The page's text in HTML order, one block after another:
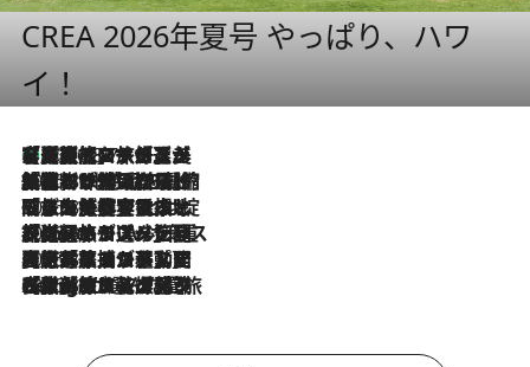
CREA 2026年夏号 やっぱり、ハワ
イ！
2026.8.7
【厳選旅コスメ】「多機能アイテムがメイン！」旅好き美容エディターが選んだ夏旅ベストコスメを発表【Mサイズジップ】
2026.8.6
「荷物が増えるほど旅ストレスは増す」美容ジャーナリストがたどり着いた最終結論。“化粧品を劇的に減らす”感動の凝縮美容とは
2026.8.6
「旅先には金髪ウィッグを持参」日本と同じメイクでは損してる!? 美容ジャーナリストが提案する“掟破りの旅美容”とは
2026.8.6
【厳選旅コスメ】「身軽さ＆UV対策重視！」ヘアアーティストshucoが選んだ夏旅ベストコスメを発表【Mサイズジップ】
2026.8.5
【厳選旅コスメ】国内をあちこち移動する河井菜摘が選んだ夏旅ベストコスメ発表！「リラックスアイテムはマスト」【Mサイズジップ】
2026.8.4
【厳選旅コスメ】「紫外線＆乾燥対策しながらメイク感も！」ヘア＆メイクGeorgeが選んだ夏旅ベストコスメを発表！【Mサイズジップ】